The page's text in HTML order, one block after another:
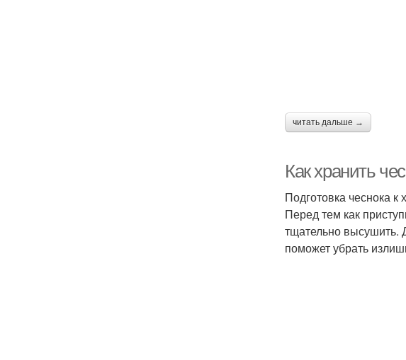
читать дальше →
Как хранить
Подготовка чеснока к
Перед тем как
тщательно высушить.
поможет убрать